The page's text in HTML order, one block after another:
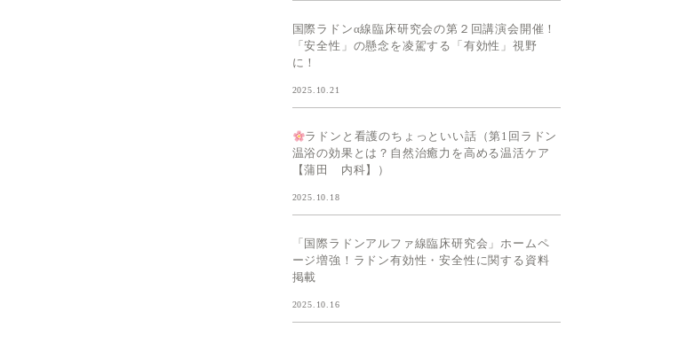
国際ラドンα線臨床研究会の第２回講演会開催！
「安全性」の懸念を凌駕する「有効性」視野
に！
2025.10.21
ラドンと看護のちょっといい話（第1回ラドン
温浴の効果とは？自然治癒力を高める温活ケア
【蒲田 内科】）
2025.10.18
「国際ラドンアルファ線臨床研究会」ホームペ
ージ増強！ラドン有効性・安全性に関する資料
掲載
2025.10.16